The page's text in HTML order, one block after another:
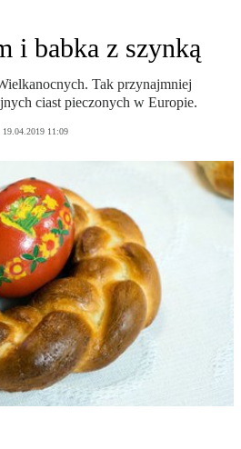
i babka z szynką
Tak przynajmniej
ciast pieczonych w Europie.
19.04.2019 11:09